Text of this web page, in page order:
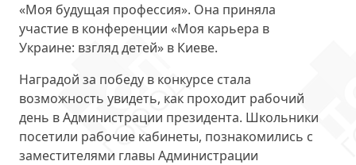
«Моя будущая профессия». Она приняла
участие в конференции «Моя карьера в
Украине: взгляд детей» в Киеве.
Наградой за победу в конкурсе стала
возможность увидеть, как проходит рабочий
день в Администрации президента. Школьники
посетили рабочие кабинеты, познакомились с
заместителями главы Администрации